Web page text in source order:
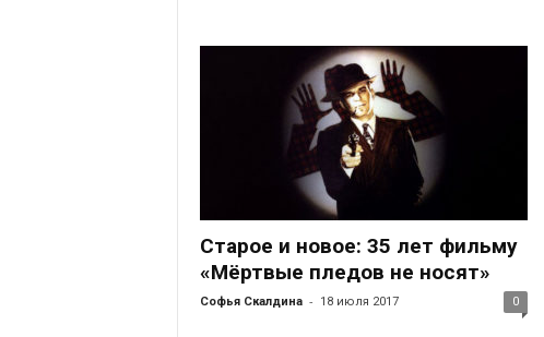
Старое и новое: 35 лет фильму
«Мёртвые пледов не носят»
Софья Скалдина - 18 июля 2017 0